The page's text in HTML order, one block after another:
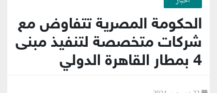
الحكومة المصرية تتفاوض مع
شركات متخصصة لتنفيذ مبنى
4 بمطار القاهرة الدولي